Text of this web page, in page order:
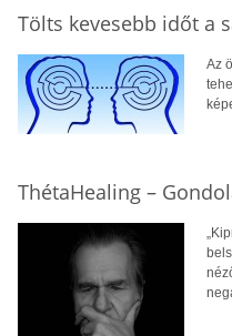
Tölts kevesebb időt a
Az
ThétaHealing –